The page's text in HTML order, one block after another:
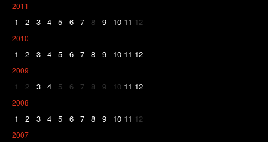
2011
1 2 3 4 5 6 7 8 9 10 11 12
2010
1 2 3 4 5 6 7 8 9 10 11 12
2009
1 2 3 4 5 6 7 8 9 10 11 12
2008
1 2 3 4 5 6 7 8 9 10 11 12
2007